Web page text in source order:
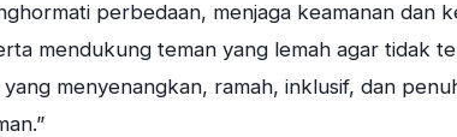
perbedaan, menjaga keamanan dan
mendukung teman yang lemah agar tidak
yang menyenangkan, ramah, inklusif, dan